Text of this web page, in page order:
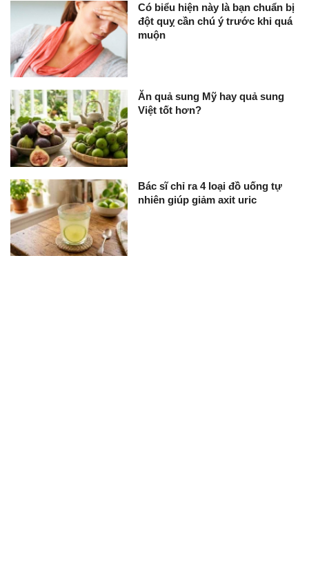
Có biểu hiện này là bạn chuẩn bị
đột quỵ cần chú ý trước khi quá
muộn
Ăn quả sung Mỹ hay quả sung
Việt tốt hơn?
Bác sĩ chỉ ra 4 loại đồ uống tự
nhiên giúp giảm axit uric